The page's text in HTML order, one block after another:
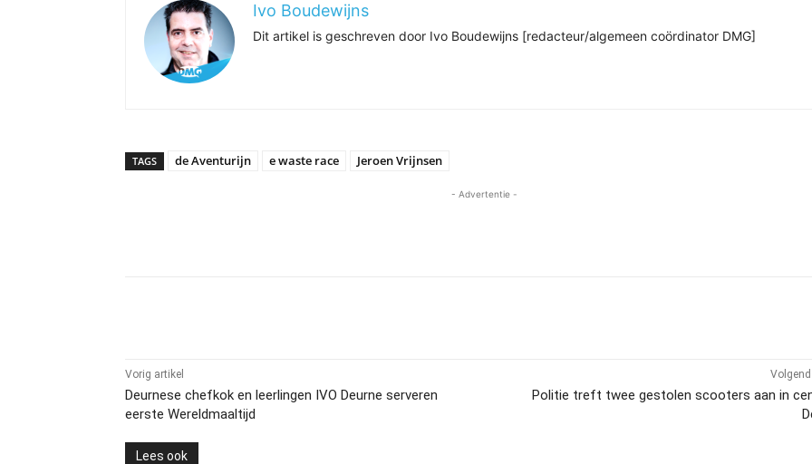
Ivo Boudewijns
Dit artikel is geschreven door Ivo Boudewijns [redacteur/algemeen coördinator DMG]
TAGS de Aventurijn e waste race Jeroen Vrijnsen
- Advertentie -
Vorig artikel
Deurnese chefkok en leerlingen IVO Deurne serveren
eerste Wereldmaaltijd
Politie treft twee gestolen scooters aan in
Lees ook